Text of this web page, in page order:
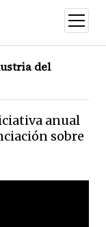
abrir
menú
del
anual
sobre